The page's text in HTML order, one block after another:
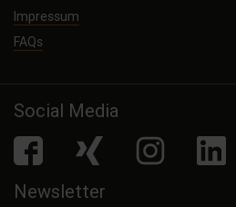
Impressum
FAQs
Social Media
facebook Xing Instagram LinkedIn
Newsletter